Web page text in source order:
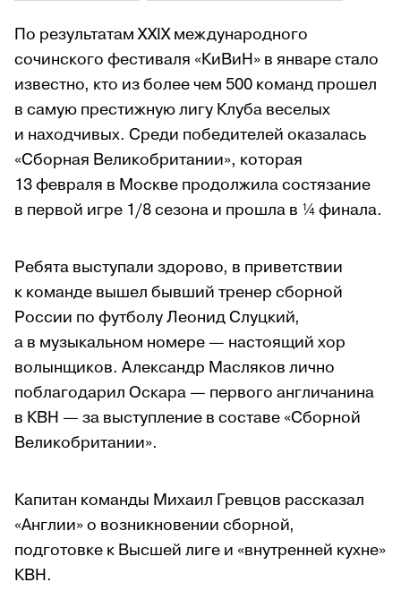
По результатам XXIX международного
сочинского фестиваля «КиВиН» в январе стало
известно, кто из более чем 500 команд прошел
в самую престижную лигу Клуба веселых
и находчивых. Среди победителей оказалась
«Сборная Великобритании», которая
13 февраля в Москве продолжила состязание
в первой игре 1/8 сезона и прошла в ¼ финала.
Ребята выступали здорово, в приветствии
к команде вышел бывший тренер сборной
России по футболу Леонид Слуцкий,
а в музыкальном номере — настоящий хор
волынщиков. Александр Масляков лично
поблагодарил Оскара — первого англичанина
в КВН — за выступление в составе «Сборной
Великобритании».
Капитан команды Михаил Гревцов рассказал
«Англии» о возникновении сборной,
подготовке к Высшей лиге и «внутренней кухне»
КВН.